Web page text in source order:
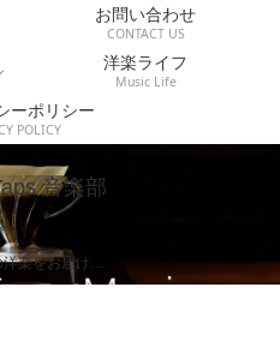
音楽部
洋楽をお届け…
お問い合わせ
CONTACT US
洋楽ライフ
Music Life
ーポリシー
POLICY